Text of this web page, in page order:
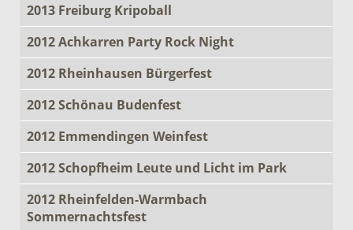
2013 Freiburg Kripoball
2012 Achkarren Party Rock Night
2012 Rheinhausen Bürgerfest
2012 Schönau Budenfest
2012 Emmendingen Weinfest
2012 Schopfheim Leute und Licht im Park
2012 Rheinfelden-Warmbach
Sommernachtsfest